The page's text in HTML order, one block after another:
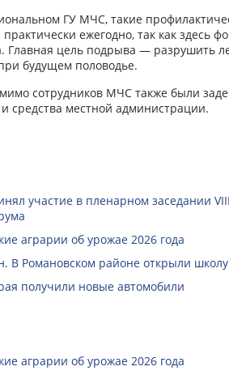
ГУ МЧС, такие
практически ежегодно, так как здесь
Главная цель подрыва — разрушить
будущем половодье.
сотрудников МЧС также были
средства местной администрации.
участие в пленарном заседании
аграрии об урожае 2026 года
В Романовском районе открыли
получили новые автомобили
аграрии об урожае 2026 года